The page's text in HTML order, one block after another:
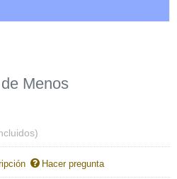
Menos
Hacer pregunta